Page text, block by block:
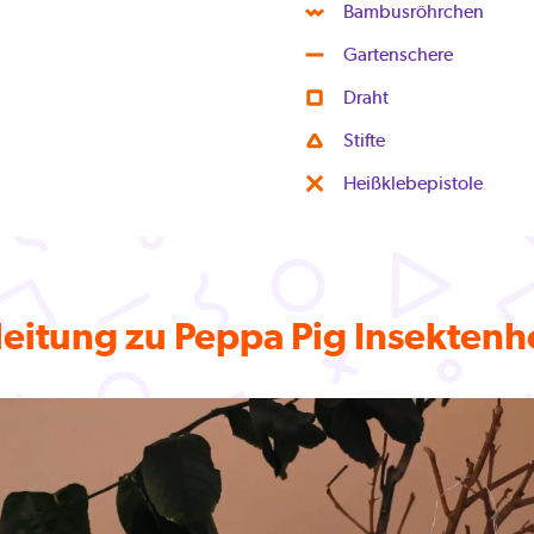
Bambusröhrchen
Gartenschere
Draht
Stifte
Heißklebepistole
zu Peppa Pig